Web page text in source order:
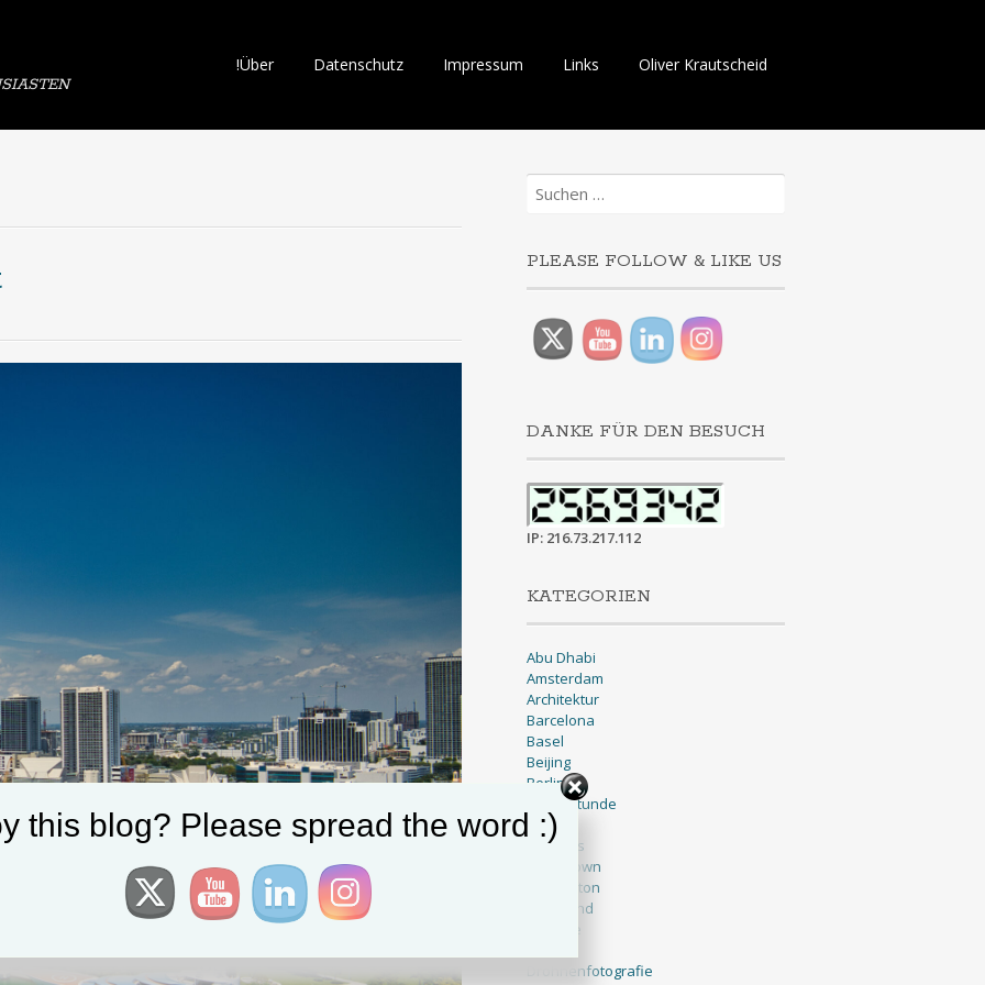
Skip
!Über Datenschutz Impressum Links Oliver Krautscheid
Suchen
nach:
PLEASE FOLLOW & LIKE US
DANKE FÜR DEN BESUCH
IP: 216.73.217.112
KATEGORIEN
Abu Dhabi
Amsterdam
Architektur
Barcelona
Basel
Beijing
Berlin
Blaue Stunde
BNW
Brussels
Cape Town
Charleston
Cleveland
Cologne
Drohnenfotografie
this blog? Please spread the word :)